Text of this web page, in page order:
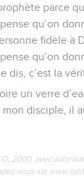
parce
qu’on
fidèle à
qu’on
dis, c’est la
un verre
disciple, il
2000, avec
vous sur